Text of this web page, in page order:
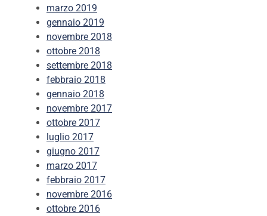
marzo 2019
gennaio 2019
novembre 2018
ottobre 2018
settembre 2018
febbraio 2018
gennaio 2018
novembre 2017
ottobre 2017
luglio 2017
giugno 2017
marzo 2017
febbraio 2017
novembre 2016
ottobre 2016